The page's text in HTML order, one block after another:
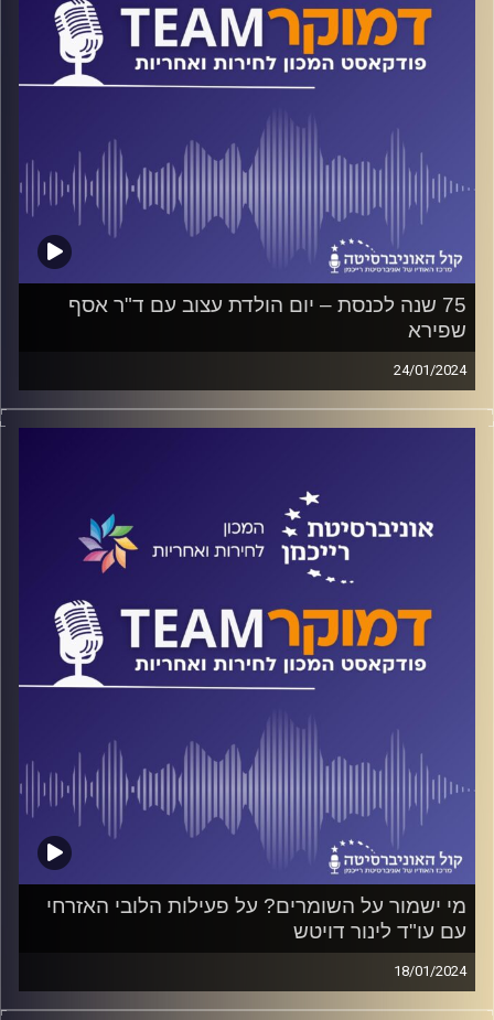
קרדיט תמונות:המכון לחירות ואחריות
75 שנה לכנסת – יום הולדת עצוב עם ד"ר אסף
שפירא
24/01/2024
פודקאסט המכון לחירות ואחריות באוניברסיטת רייכמן
הכנסת ותפקודה בשגרה ובחירום; האם יש לנו אמון בכנסת?
על אלה ועוד משוחח ד"ר חיים וייצמן עם ד"ר אסף שפירא
מהמכון הישראלי לדמוקרטיה
קרדיט תמונות:המכון לחירות ואחריות
מי ישמור על השומרים? על פעילות הלובי האזרחי
עם עו"ד לינור דויטש
18/01/2024
פודקאסט המכון לחירות ואחריות באוניברסיטת רייכמן